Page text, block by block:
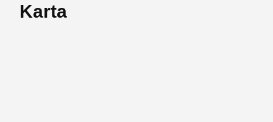
Karta